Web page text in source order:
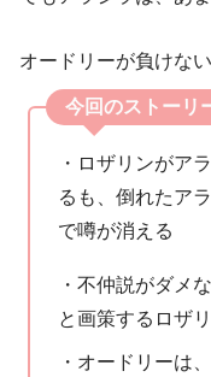
オードリーが負けな
今回のストーリ
・ロザリンがア
るも、倒れたア
で噂が消える
・不仲説がダメ
と画策するロザ
・オードリーは